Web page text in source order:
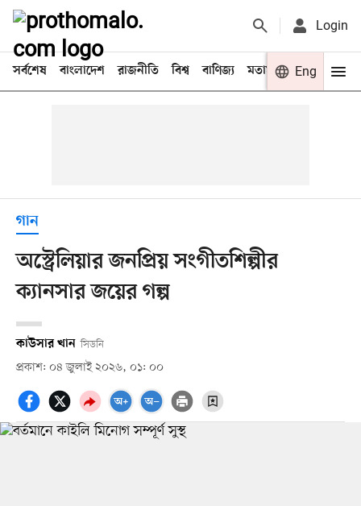
Login
সর্বশেষ বাংলাদেশ রাজনীতি বিশ্ব বাণিজ্য মতামত খেলা
Eng
গান
অস্ট্রেলিয়ার জনপ্রিয় সংগীতশিল্পীর
ক্যানসার জয়ের গল্প
কাউসার খান সিডনি
প্রকাশ: ০৪ জুলাই ২০২৬, ০১: ০০